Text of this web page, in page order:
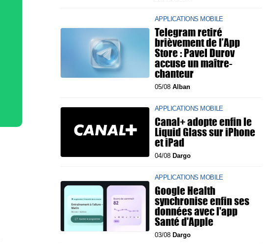
APPLICATIONS MOBILE
Telegram retiré
brièvement de l’App
Store : Pavel Durov
accuse un maître-
chanteur
05/08 Alban
APPLICATIONS MOBILE
Canal+ adopte enfin le
Liquid Glass sur iPhone
et iPad
04/08 Dargo
APPLICATIONS MOBILE
Google Health
synchronise enfin ses
données avec l'app
Santé d'Apple
03/08 Dargo